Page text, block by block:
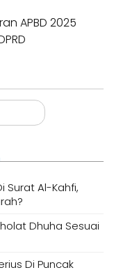
APBD 2025
Surat Al-Kahfi,
Dhuha Sesuai
Di Puncak